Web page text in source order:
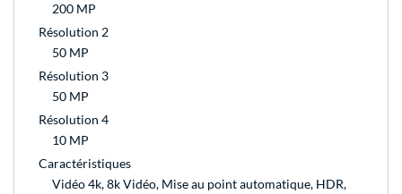
200 MP
Résolution 2
50 MP
Résolution 3
50 MP
Résolution 4
10 MP
Caractéristiques
Vidéo 4k, 8k Vidéo, Mise au point automatique, HDR,